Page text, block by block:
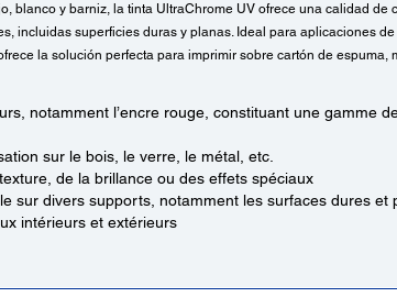
blanco y barniz, la tinta UltraChrome UV ofrece una calidad de
incluidas superficies duras y planas. Ideal para aplicaciones de
la solución perfecta para imprimir sobre cartón de espuma,
notamment l’encre rouge, constituant une gamme
sur le bois, le verre, le métal, etc.
de la brillance ou des effets spéciaux
sur divers supports, notamment les surfaces dures et
intérieurs et extérieurs